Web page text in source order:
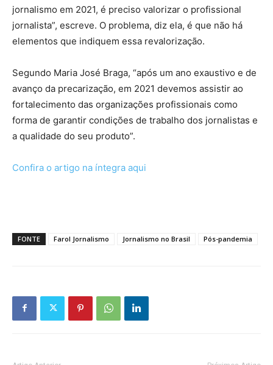
jornalismo em 2021, é preciso valorizar o profissional
jornalista”, escreve. O problema, diz ela, é que não há
elementos que indiquem essa revalorização.
Segundo Maria José Braga, “após um ano exaustivo e de
avanço da precarização, em 2021 devemos assistir ao
fortalecimento das organizações profissionais como
forma de garantir condições de trabalho dos jornalistas e
a qualidade do seu produto”.
Confira o artigo na íntegra aqui
FONTE Farol Jornalismo Jornalismo no Brasil Pós-pandemia